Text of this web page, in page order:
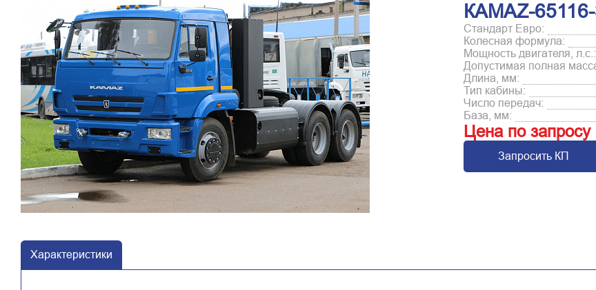
КАМАZ-
Стандарт Евро:
Колесная формула:
Мощность двигателя, л.с.:
Допустимая полная
Длина, мм:
Тип кабины:
Число передач:
База, мм:
Цена по запросу
Запросить КП
Характеристики